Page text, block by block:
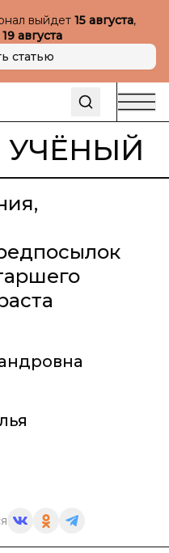
выйдет 15 августа,
19 августа
статью